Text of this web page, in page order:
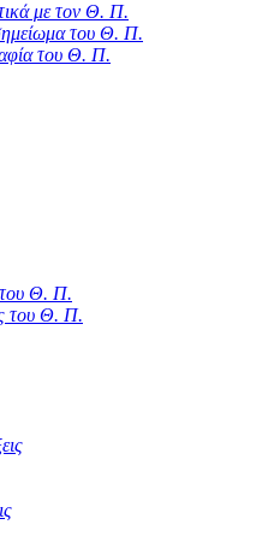
με τον Θ. Π.
του Θ. Π.
του Θ. Π.
του Θ. Π.
του Θ. Π.